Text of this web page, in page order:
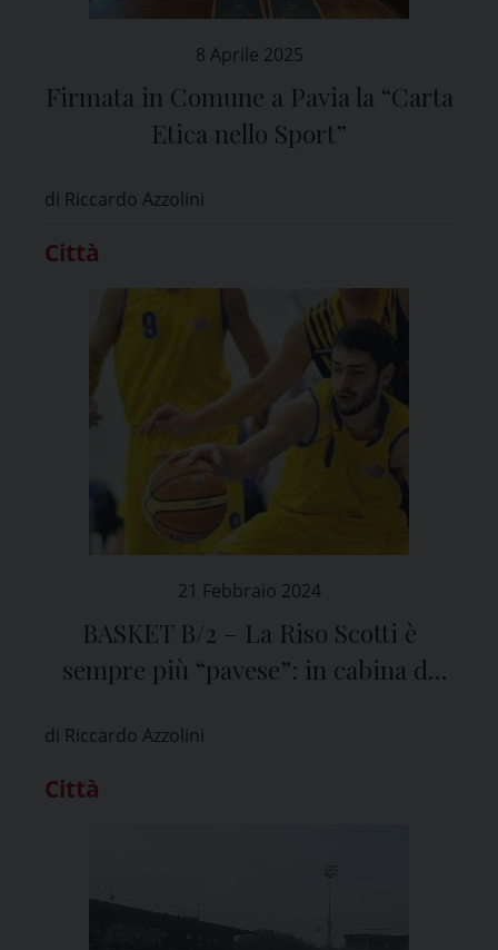
8 Aprile 2025
Firmata in Comune a Pavia la “Carta
Etica nello Sport”
di Riccardo Azzolini
Città
21 Febbraio 2024
BASKET B/2 – La Riso Scotti è
sempre più “pavese”: in cabina di
di Riccardo Azzolini
Città